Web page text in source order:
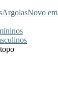
ArgolasNovo em